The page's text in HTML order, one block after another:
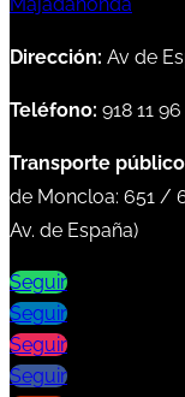
Dirección: Av de
Teléfono: 918 11
Transporte público
de Moncloa: 651 /
Av. de España)
Seguir
Seguir
Seguir
Seguir